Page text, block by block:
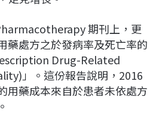
期刊上，更
藥處方之於發病率及死亡率的
Drug-Related
」。這份報告說明，2016
用藥成本來自於患者未依處方